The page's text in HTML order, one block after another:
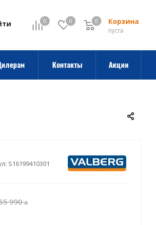
0 0 Корзина
0
пуста
0
Контакты Акции
S16199410301
990